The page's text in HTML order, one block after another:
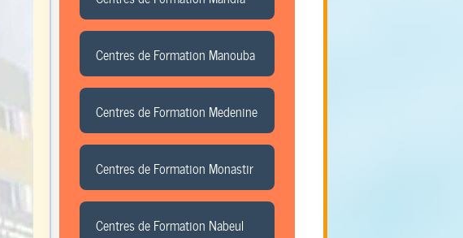
Centres de Formation Manouba
Centres de Formation Medenine
Centres de Formation Monastir
Centres de Formation Nabeul